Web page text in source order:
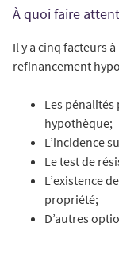
À quoi faire
Il y a cinq facteurs
refinancement
Les
hypothèque;
L’incidence
Le test de
L’existence
propriété;
D’autres